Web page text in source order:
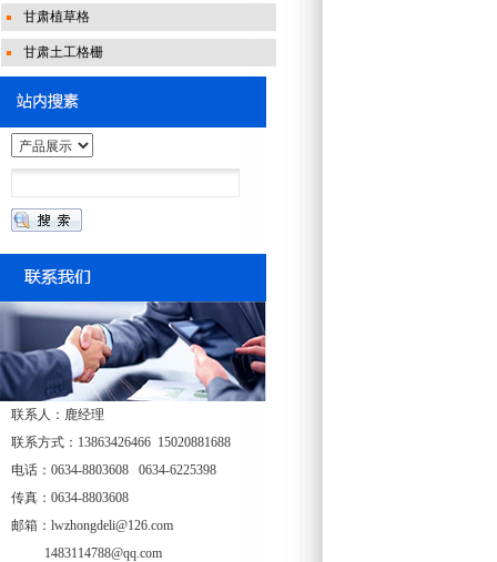
甘肃植草格
甘肃土工格栅
联系人：鹿经理
联系方式：13863426466 15020881688
电话：0634-8803608 0634-6225398
传真：0634-8803608
邮箱：lwzhongdeli@126.com
1483114788@qq.com